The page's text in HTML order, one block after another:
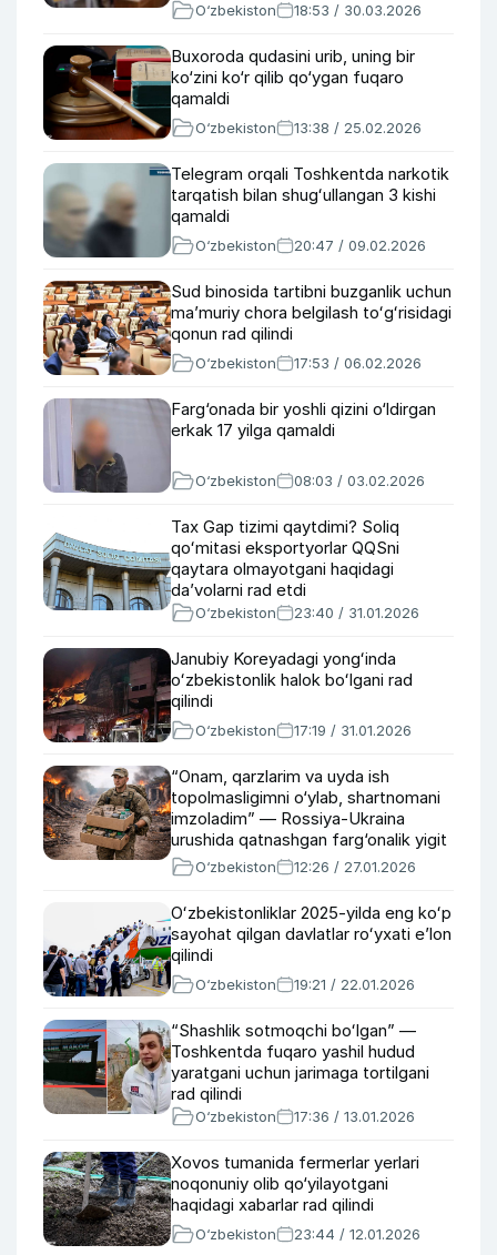
O‘zbekiston 18:53 / 30.03.2026
Buxoroda qudasini urib, uning bir
ko‘zini ko‘r qilib qo‘ygan fuqaro
qamaldi
O‘zbekiston 13:38 / 25.02.2026
Telegram orqali Toshkentda narkotik
tarqatish bilan shugʻullangan 3 kishi
qamaldi
O‘zbekiston 20:47 / 09.02.2026
Sud binosida tartibni buzganlik uchun
maʼmuriy chora belgilash toʻgʻrisidagi
qonun rad qilindi
O‘zbekiston 17:53 / 06.02.2026
Farg‘onada bir yoshli qizini o‘ldirgan
erkak 17 yilga qamaldi
O‘zbekiston 08:03 / 03.02.2026
Tax Gap tizimi qaytdimi? Soliq
qoʻmitasi eksportyorlar QQSni
qaytara olmayotgani haqidagi
daʼvolarni rad etdi
O‘zbekiston 23:40 / 31.01.2026
Janubiy Koreyadagi yongʻinda
oʻzbekistonlik halok boʻlgani rad
qilindi
O‘zbekiston 17:19 / 31.01.2026
“Onam, qarzlarim va uyda ish
topolmasligimni o‘ylab, shartnomani
imzoladim” — Rossiya-Ukraina
urushida qatnashgan farg‘onalik yigit
3 yilga qamaldi
O‘zbekiston 12:26 / 27.01.2026
Oʻzbekistonliklar 2025-yilda eng koʻp
sayohat qilgan davlatlar roʻyxati eʼlon
qilindi
O‘zbekiston 19:21 / 22.01.2026
“Shashlik sotmoqchi boʻlgan” —
Toshkentda fuqaro yashil hudud
yaratgani uchun jarimaga tortilgani
rad qilindi
O‘zbekiston 17:36 / 13.01.2026
Xovos tumanida fermerlar yerlari
noqonuniy olib qo‘yilayotgani
haqidagi xabarlar rad qilindi
O‘zbekiston 23:44 / 12.01.2026